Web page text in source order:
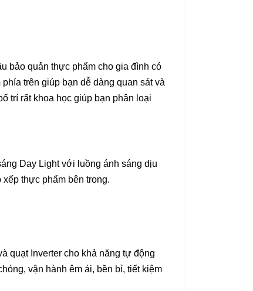
bảo quản thực phẩm cho gia đình có
trên giúp bạn dễ dàng quan sát và
trí rất khoa học giúp bạn phân loại
Day Light với luồng ánh sáng dịu
thực phẩm bên trong.
quạt Inverter cho khả năng tự động
vận hành êm ái, bền bỉ, tiết kiệm